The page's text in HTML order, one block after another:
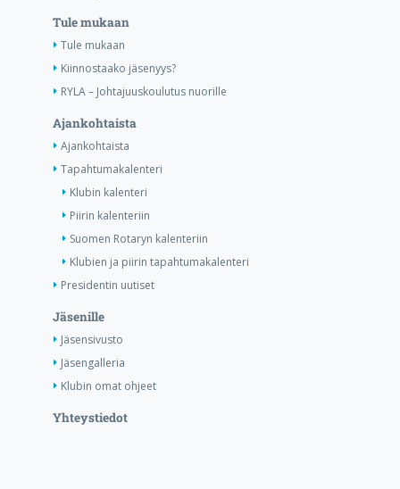
Tule mukaan
Tule mukaan
Kiinnostaako jäsenyys?
RYLA – Johtajuuskoulutus nuorille
Ajankohtaista
Ajankohtaista
Tapahtumakalenteri
Klubin kalenteri
Piirin kalenteriin
Suomen Rotaryn kalenteriin
Klubien ja piirin tapahtumakalenteri
Presidentin uutiset
Jäsenille
Jäsensivusto
Jäsengalleria
Klubin omat ohjeet
Yhteystiedot